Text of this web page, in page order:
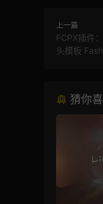
上一篇
FCPX插件
头模板
猜你